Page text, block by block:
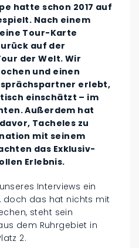
hatte schon 2017 auf
Nach einem
Tour-Karte
auf der
der Welt. Wir
und einen
erlebt,
einschätzt – im
Außerdem hat
Tacheles zu
mit seinem
das Exklusiv-
Erlebnis.
Interviews ein
doch das hat nichts mit
steht sein
dem Ruhrgebiet in
2.